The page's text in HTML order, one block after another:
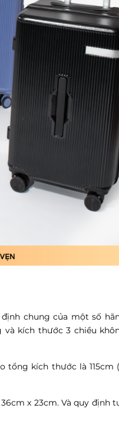
chung của một số
và kích thước 3 chiều
tổng kích thước là 115cm
x 23cm. Và quy định